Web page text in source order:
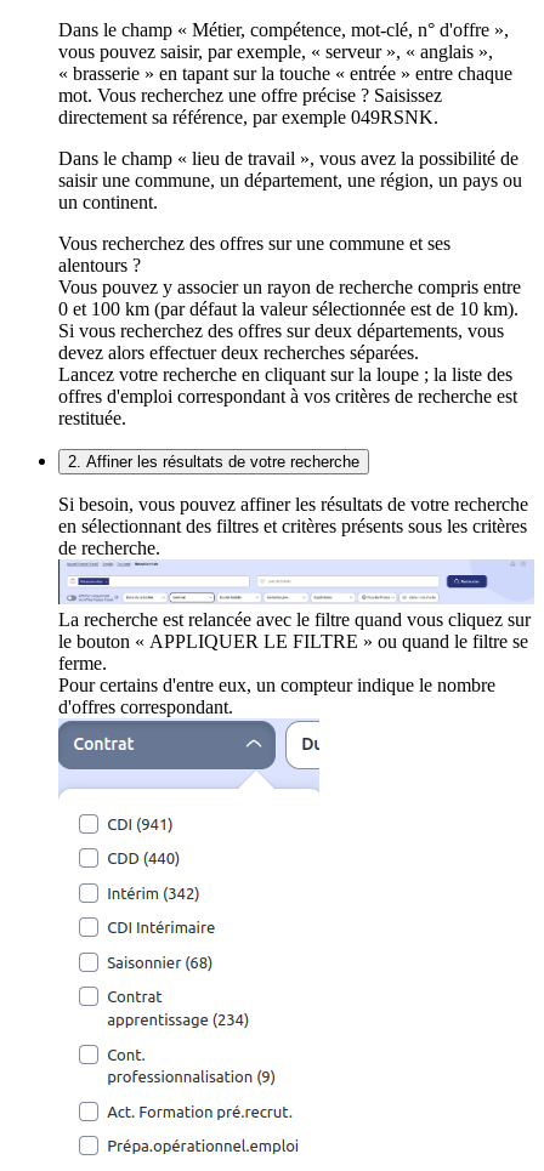
Dans le champ « Métier, compétence, mot-clé, n° d'offre »,
vous pouvez saisir, par exemple, « serveur », « anglais »,
« brasserie » en tapant sur la touche « entrée » entre chaque
mot. Vous recherchez une offre précise ? Saisissez
directement sa référence, par exemple 049RSNK.
Dans le champ « lieu de travail », vous avez la possibilité de
saisir une commune, un département, une région, un pays ou
un continent.
Vous recherchez des offres sur une commune et ses
alentours ?
Vous pouvez y associer un rayon de recherche compris entre
0 et 100 km (par défaut la valeur sélectionnée est de 10 km).
Si vous recherchez des offres sur deux départements, vous
devez alors effectuer deux recherches séparées.
Lancez votre recherche en cliquant sur la loupe ; la liste des
offres d'emploi correspondant à vos critères de recherche est
restituée.
2. Affiner les résultats de votre recherche
Si besoin, vous pouvez affiner les résultats de votre recherche
en sélectionnant des filtres et critères présents sous les critères
de recherche.
La recherche est relancée avec le filtre quand vous cliquez sur
le bouton « APPLIQUER LE FILTRE » ou quand le filtre se
ferme.
Pour certains d'entre eux, un compteur indique le nombre
d'offres correspondant.